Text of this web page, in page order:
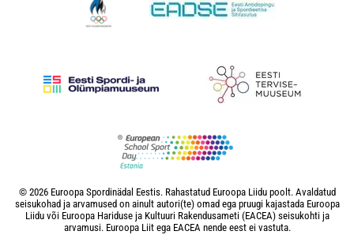
© 2026 Euroopa Spordinädal Eestis. Rahastatud Euroopa Liidu poolt. Avaldatud
seisukohad ja arvamused on ainult autori(te) omad ega pruugi kajastada Euroopa
Liidu või Euroopa Hariduse ja Kultuuri Rakendusameti (EACEA) seisukohti ja
arvamusi. Euroopa Liit ega EACEA nende eest ei vastuta.